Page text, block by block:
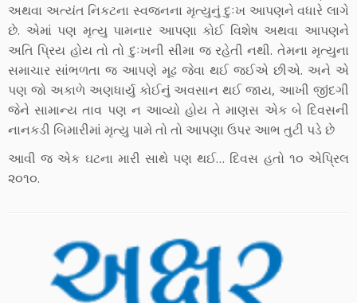
અથવા અત્યંત નિકટના સ્વજનના મૃત્યુનું દુઃખ આપણને વધારે લાગે
છે. એમાં પણ મૃત્યુ પામનાર આપણા કોઈ વિશેષ અથવા આપણને
અતિ પ્રિય હોય તો તો દુઃખની સીમા જ રહેતી નથી. તેમના મૃત્યુના
સમાચાર સાંભળતા જ આપણે મૂઢ જેવા થઈ જઈએ છીએ. અને એ
પણ જો અકાળે અણધાર્યુ કોઈનું અવસાન થઈ જાય, આખી જીંદગી
જેને સામાન્ય તાવ પણ ન આવ્યો હોય તે માણસ એક બે દિવસની
નાનકડી બિમારીમાં મૃત્યુ પામે તો તો આપણા ઉપર આભ તુટી પડે છે
આવી જ એક ઘટના મારી સાથે પણ થઈ… દિવસ હતો ૧૦ એપ્રિલ
૨૦૧૦.